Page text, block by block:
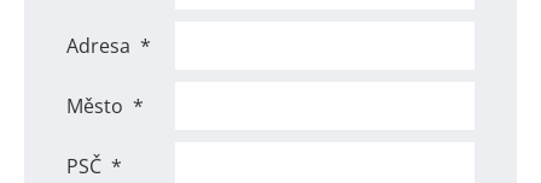
Adresa *
Město *
PSČ *